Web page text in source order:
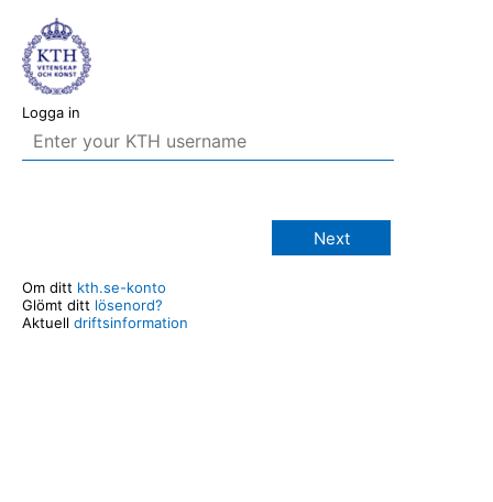
Logga in
Next
Om ditt kth.se-konto
Glömt ditt lösenord?
Aktuell driftsinformation